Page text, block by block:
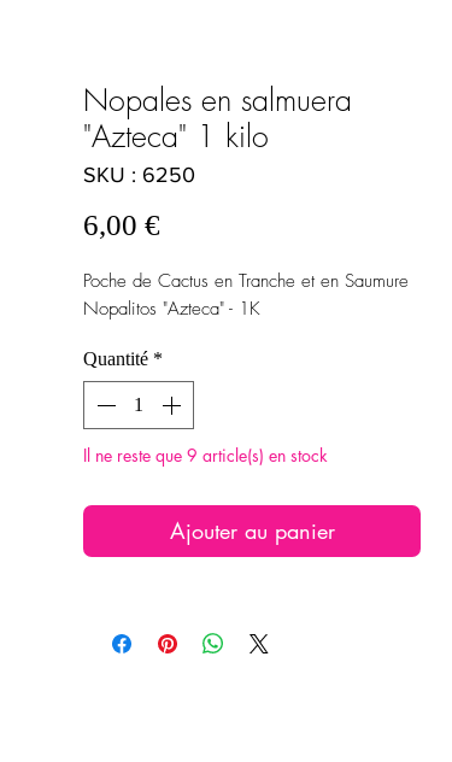
Nopales en salmuera
"Azteca" 1 kilo
SKU : 6250
6,00 €Prix
Poche de Cactus en Tranche et en Saumure
Nopalitos "Azteca" - 1K
Quantité *
Il ne reste que 9 article(s) en stock
Ajouter au panier